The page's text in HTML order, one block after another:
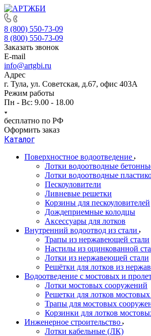
8 (800) 550-73-09
8 (800) 550-73-09
Заказать звонок
E-mail
info@artgbi.ru
Адрес
г. Тула, ул. Советская, д.67, офис 403А
Режим работы
Пн - Вс: 9.00 - 18.00
бесплатно по РФ
Оформить заказ
Каталог
Поверхностное водоотведение
Лотки водоотводные
Лотки водоотводные
Пескоуловители
Ливневые решетки
Корзины для пескоуловителей
Дождеприемные колодцы
Аксессуары для лотков
Внутренний водоотвод из стали
Трапы из нержавеющей стали
Настилы из оцинкованной
Лотки из нержавеющей стали
Решётки для лотков из
Водоотведение с мостовых и
Лотки мостовых сооружений
Решетки для лотков
Трапы для мостовых
Корзинки для лотков
Инженерное строительство
Лотки кабельные (ЛК)